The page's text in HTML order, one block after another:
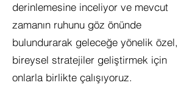
derinlemesine inceliyor ve mevcut
zamanın ruhunu göz önünde
bulundurarak geleceğe yönelik özel,
bireysel stratejiler geliştirmek için
onlarla birlikte çalışıyoruz.